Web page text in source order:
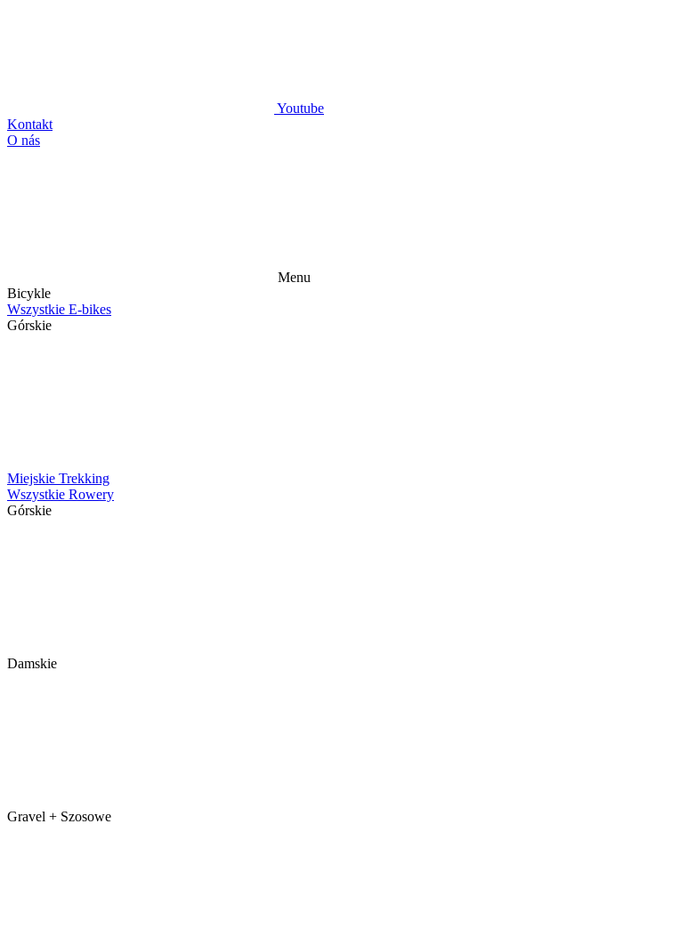
Youtube
Kontakt
O nás
Menu
Bicykle
Wszystkie E-bikes
Górskie
Miejskie Trekking
Wszystkie Rowery
Górskie
Damskie
Gravel + Szosowe